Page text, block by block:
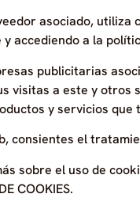
asociado, utiliza
y accediendo a la
publicitarias
visitas a este y otros
y servicios que
consientes el
sobre el uso de
COOKIES.